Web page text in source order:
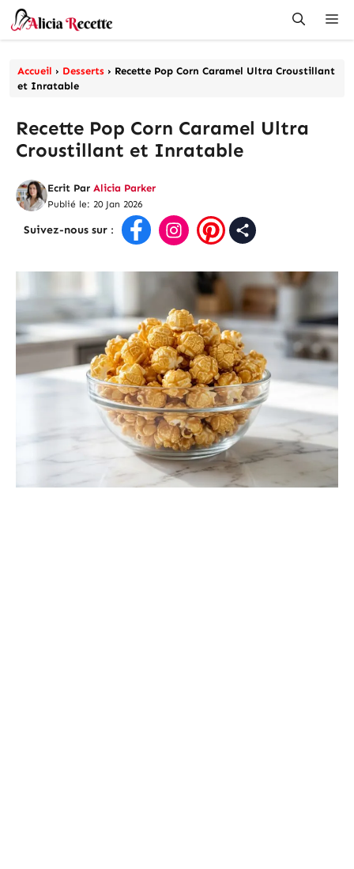
Aller
au
Accueil › Desserts › Recette Pop Corn Caramel Ultra Croustillant
et Inratable
Recette Pop Corn Caramel Ultra
Croustillant et Inratable
Ecrit Par Alicia Parker
Publié le: 20 Jan 2026
Suivez-nous sur :